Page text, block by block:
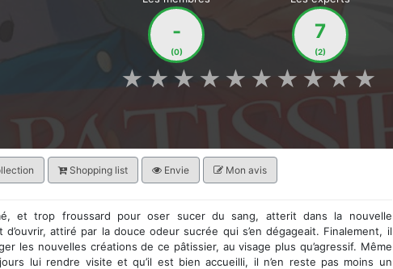
-
(0)
7
(2)
★
★
★
★
★
★
★
★
★
★
Shopping list Envie Mon avis
et trop froussard pour oser sucer du sang, atterit dans la nouvelle
d’ouvrir, attiré par la douce odeur sucrée qui s’en dégageait. Finalement, il
les nouvelles créations de ce pâtissier, au visage plus qu’agressif. Même
lui rendre visite et qu’il est bien accueilli, il n’en reste pas moins un